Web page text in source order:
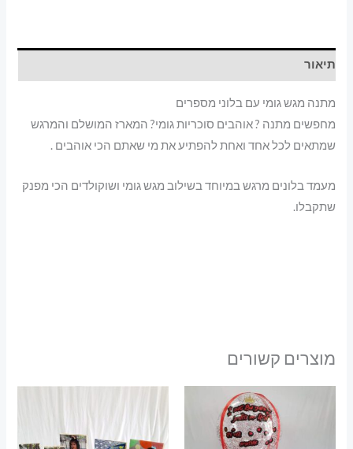
תיאור
מתנה מגש גומי עם בלוני מספרים
מחפשים מתנה ? אוהבים סוכריות גומי? המארז המושלם והמרגש
שמתאים לכל אחד ואחת להפתיע את מי שאתם הכי אוהבים .
מעמד בלונים מרגש במיוחד בשילוב מגש גומי ושוקולדים הכי מפנק
שתקבלו.
מוצרים קשורים